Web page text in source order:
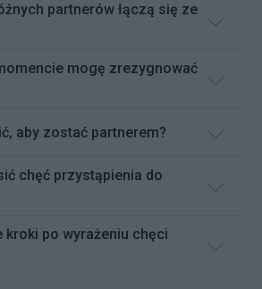
partnerów łączą się ze
mogę zrezygnować
aby zostać partnerem?
chęć przystąpienia do
kroki po wyrażeniu chęci